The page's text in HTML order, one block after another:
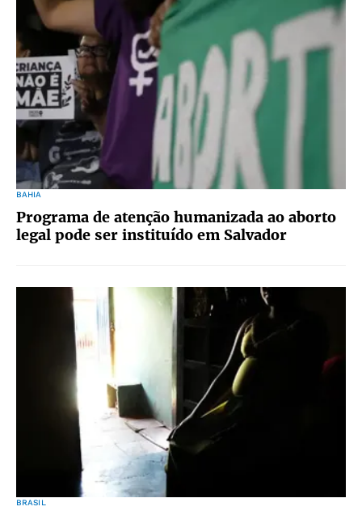
BAHIA
Programa de atenção humanizada ao aborto
legal pode ser instituído em Salvador
BRASIL